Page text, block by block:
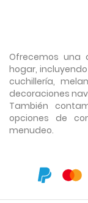
Ofrecemos una
hogar,
cuchillería,
decoraciones
También
opciones de
menudeo.